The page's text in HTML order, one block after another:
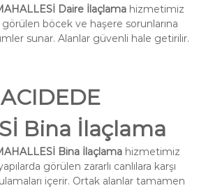
Daire İlaçlamahizmetimiz
böcek ve haşere sorunlarına
sunar. Alanlar güvenli hale getirilir.
Bina İlaçlama
Bina İlaçlamahizmetimiz
görülen zararlı canlılara karşı
içerir. Ortak alanlar tamamen